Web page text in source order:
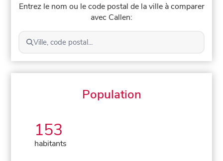
Entrez le nom ou le code postal de la ville à comparer
avec Callen:
Ville, code postal...
Population
153
habitants